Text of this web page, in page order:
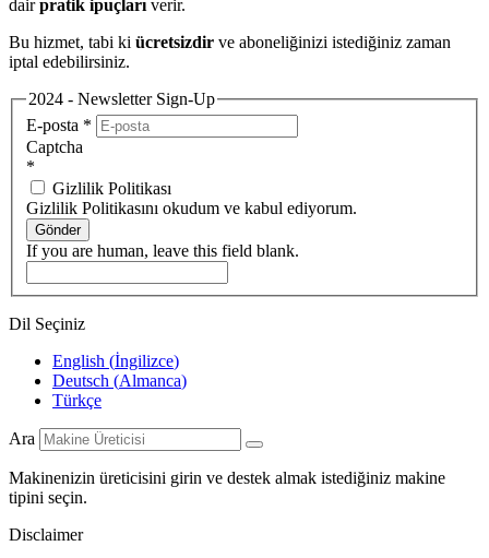
dairpratik ipuçları verir.
Bu hizmet, tabi ki ücretsizdir ve aboneliğinizi istediğiniz zaman
iptal edebilirsiniz.
2024 - Newsletter Sign-Up
E-posta *
Captcha
*
Gizlilik Politikası
Gizlilik Politikasını okudum ve kabul ediyorum.
Gönder
If you are human, leave this field blank.
Dil Seçiniz
English (İngilizce)
Deutsch (Almanca)
Türkçe
Ara
Makinenizin üreticisini girin ve destek almak istediğiniz makine
tipini seçin.
Disclaimer